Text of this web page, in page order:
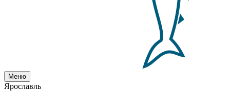
Меню
Ярославль